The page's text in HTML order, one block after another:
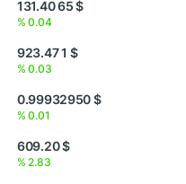
$ 65 131.40
0.04 %
$ 1 923.47
0.03 %
$ 0.99932950
0.01 %
$ 609.20
2.83 %